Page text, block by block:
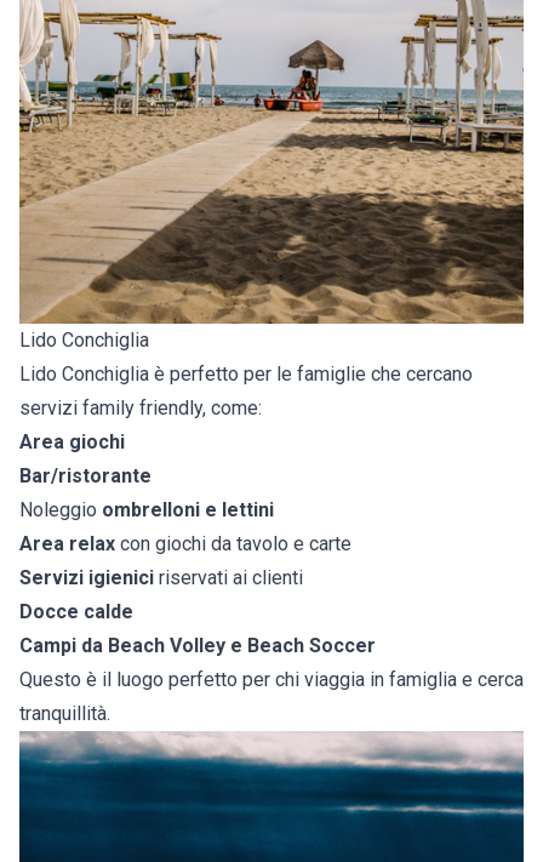
Lido Conchiglia
Lido Conchiglia è perfetto per le famiglie che cercano
servizi family friendly, come:
Area giochi
Bar/ristorante
Noleggio ombrelloni e lettini
Area relax con giochi da tavolo e carte
Servizi igienici riservati ai clienti
Docce calde
Campi da Beach Volley e Beach Soccer
Questo è il luogo perfetto per chi viaggia in famiglia e cerca
tranquillità.